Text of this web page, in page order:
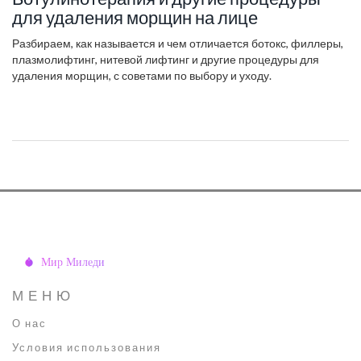
для удаления морщин на лице
Разбираем, как называется и чем отличается ботокс, филлеры,
плазмолифтинг, нитевой лифтинг и другие процедуры для
удаления морщин, с советами по выбору и уходу.
МЕНЮ
О нас
Условия использования